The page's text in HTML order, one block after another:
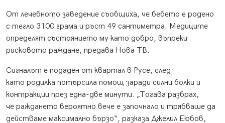
От лечебното заведение съобщиха, че бебето е родено
с тегло 3100 грама и ръст 49 сантиметра. Медиците
определят състоянието му като добро, въпреки
рисковото раждане, предава Нова ТВ.
Сигналът е подаден от квартал в Русе, след
като родилка потърсила помощ заради силни болки и
контракции през една-две минути. „Тогава разбрах,
че раждането вероятно вече е започнало и трябваше да
действаме максимално бързо“, разказа Джелил Еюбов,